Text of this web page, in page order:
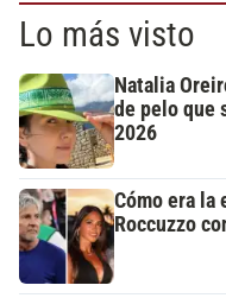
Lo más visto
Natalia
de pelo que
2026
Cómo era la
Roccuzzo